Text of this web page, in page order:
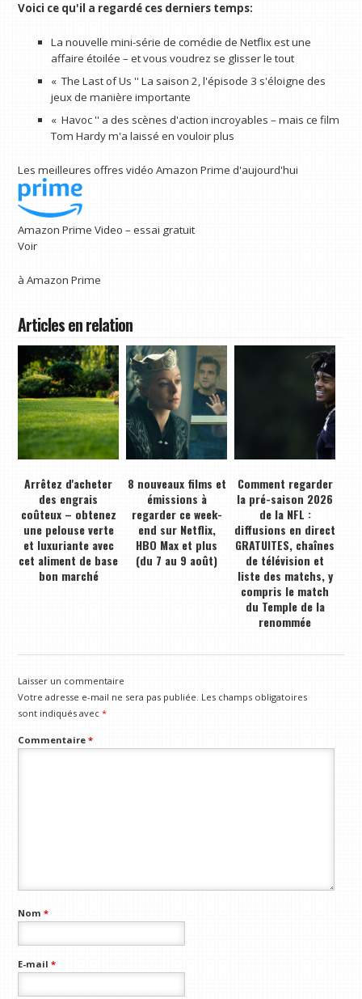
Voici ce qu'il a regardé ces derniers temps:
La nouvelle mini-série de comédie de Netflix est une
affaire étoilée – et vous voudrez se glisser le tout
« The Last of Us '' La saison 2, l'épisode 3 s'éloigne des
jeux de manière importante
« Havoc '' a des scènes d'action incroyables – mais ce film
Tom Hardy m'a laissé en vouloir plus
Les meilleures offres vidéo Amazon Prime d'aujourd'hui
Amazon Prime Video – essai gratuit
Voir
àAmazon Prime
Articles en relation
Arrêtez d'acheter
des engrais
coûteux – obtenez
une pelouse verte
et luxuriante avec
cet aliment de base
bon marché
8 nouveaux films et
émissions à
regarder ce week-
end sur Netflix,
HBO Max et plus
(du 7 au 9 août)
Comment regarder
la pré-saison 2026
de la NFL :
diffusions en direct
GRATUITES, chaînes
de télévision et
liste des matchs, y
compris le match
du Temple de la
renommée
Laisser un commentaire
Votre adresse e-mail ne sera pas publiée. Les champs obligatoires
sont indiqués avec*
Commentaire*
Nom*
E-mail*